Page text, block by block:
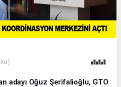
adayı Oğuz Şerifalioğlu, GTO